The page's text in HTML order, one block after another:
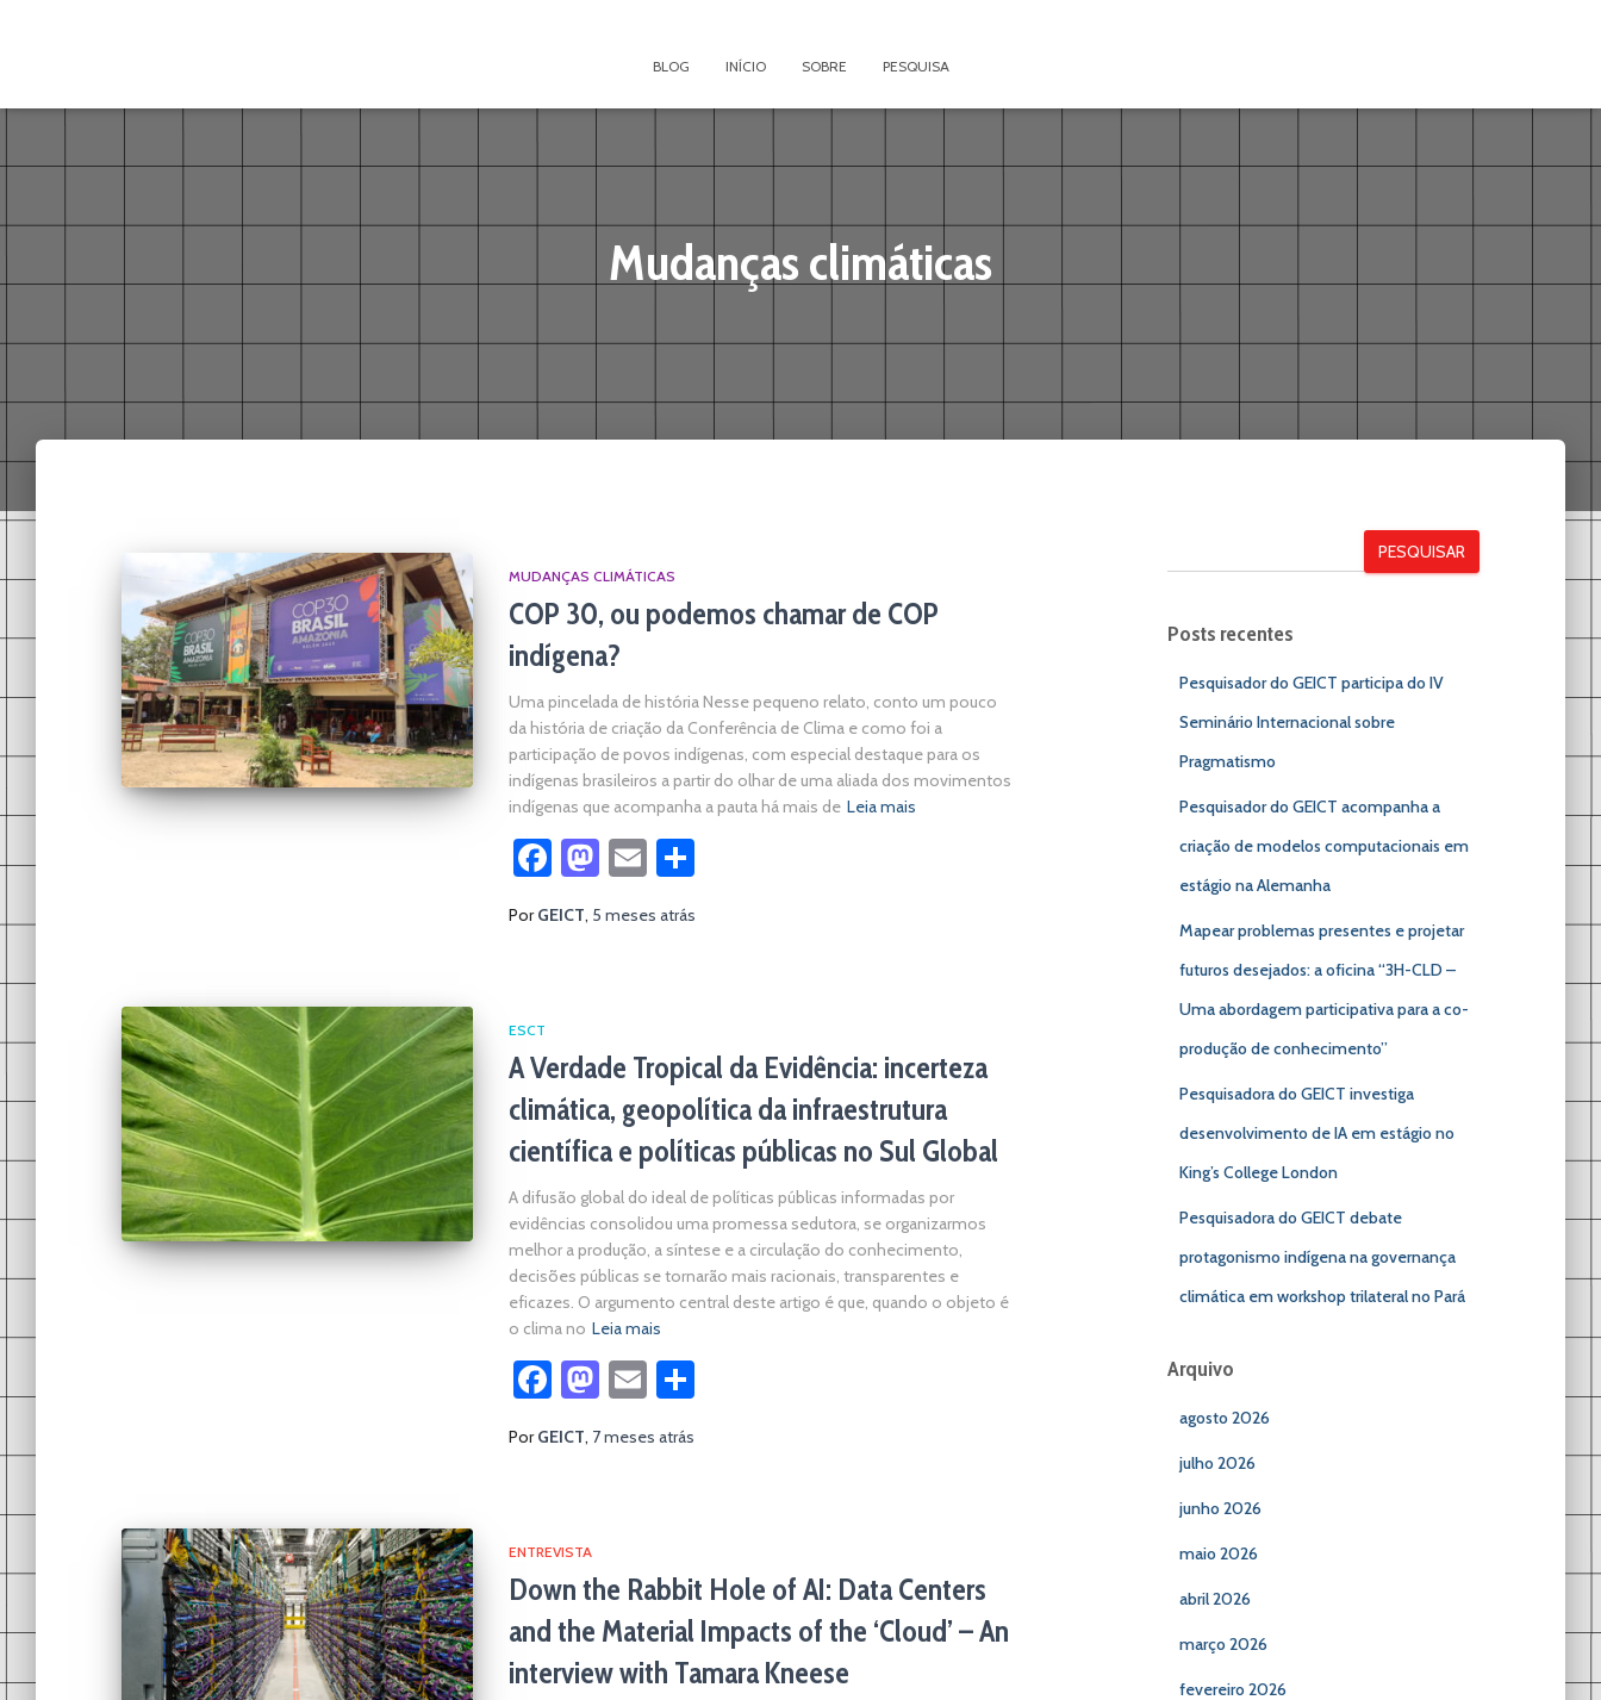
BLOG INÍCIO SOBRE PESQUISA
Mudanças climáticas
MUDANÇAS CLIMÁTICAS
COP 30, ou podemos chamar de COP
indígena?
Uma pincelada de história Nesse pequeno relato, conto um pouco
da história de criação da Conferência de Clima e como foi a
participação de povos indígenas, com especial destaque para os
indígenas brasileiros a partir do olhar de uma aliada dos movimentos
indígenas que acompanha a pauta há mais de Leia mais
Facebook
Mastodon
Email
PorGEICT, 5 meses atrás
ESCT
A Verdade Tropical da Evidência: incerteza
climática, geopolítica da infraestrutura
científica e políticas públicas no Sul Global
A difusão global do ideal de políticas públicas informadas por
evidências consolidou uma promessa sedutora, se organizarmos
melhor a produção, a síntese e a circulação do conhecimento,
decisões públicas se tornarão mais racionais, transparentes e
eficazes. O argumento central deste artigo é que, quando o objeto é
o clima no Leia mais
Facebook
Mastodon
Email
PorGEICT, 7 meses atrás
ENTREVISTA
Down the Rabbit Hole of AI: Data Centers
and the Material Impacts of the ‘Cloud’ – An
interview with Tamara Kneese
PESQUISAR
Posts recentes
Pesquisador do GEICT participa do IV
Seminário Internacional sobre
Pragmatismo
Pesquisador do GEICT acompanha a
criação de modelos computacionais em
estágio na Alemanha
Mapear problemas presentes e projetar
futuros desejados: a oficina “3H-CLD –
Uma abordagem participativa para a co-
produção de conhecimento”
Pesquisadora do GEICT investiga
desenvolvimento de IA em estágio no
King’s College London
Pesquisadora do GEICT debate
protagonismo indígena na governança
climática em workshop trilateral no Pará
Arquivo
agosto 2026
julho 2026
junho 2026
maio 2026
abril 2026
março 2026
fevereiro 2026